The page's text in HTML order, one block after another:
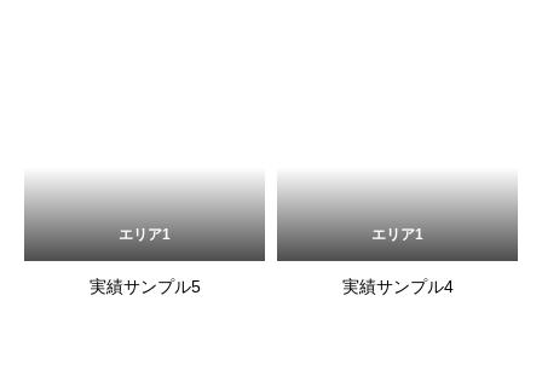
エリア1
実績サンプル5
エリア1
実績サンプル4